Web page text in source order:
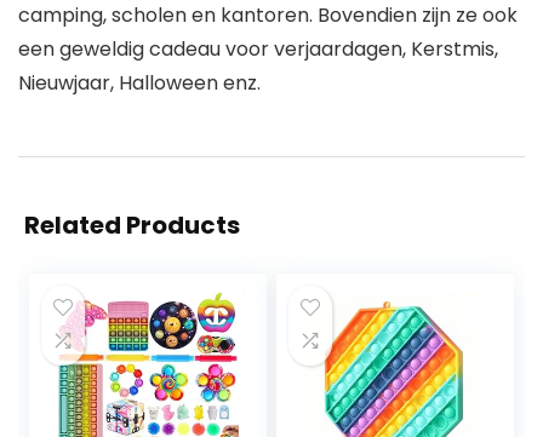
camping, scholen en kantoren. Bovendien zijn ze ook
een geweldig cadeau voor verjaardagen, Kerstmis,
Nieuwjaar, Halloween enz.
Related Products